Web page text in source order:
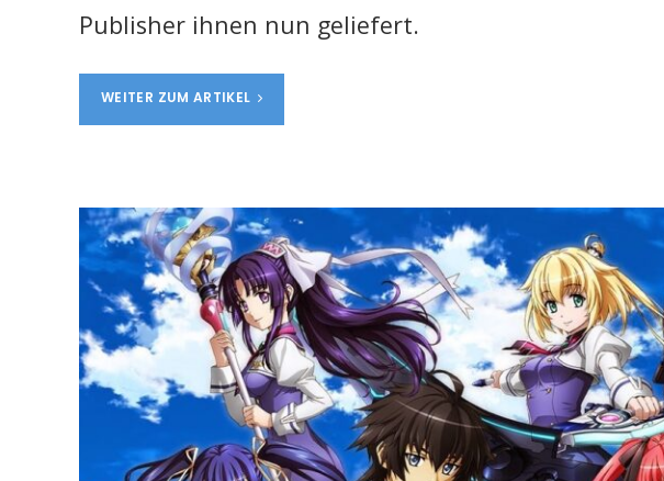
Publisher ihnen nun geliefert.
WEITER ZUM ARTIKEL